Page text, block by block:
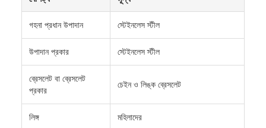
গহনা প্রধান উপাদান স্টেইনলেস স্টীল
উপাদান প্রকার স্টেইনলেস স্টীল
ব্রেসলেট বা ব্রেসলেট
প্রকার
চেইন ও লিঙ্ক ব্রেসলেট
লিঙ্গ মহিলাদের